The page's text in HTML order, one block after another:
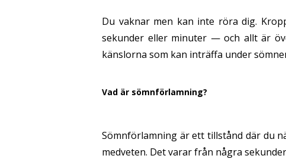
Du vaknar men kan inte röra dig.
sekunder eller minuter — och allt är
känslorna som kan inträffa under
Vad är sömnförlamning?
Sömnförlamning är ett tillstånd där du
medveten. Det varar från några